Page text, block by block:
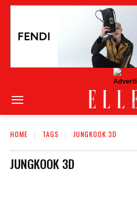
HOME TAGS JUNGKOOK 3D
JUNGKOOK 3D